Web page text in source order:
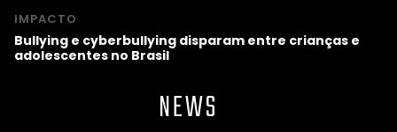
IMPACTO
Bullying e cyberbullying disparam entre crianças e
adolescentes no Brasil
NEWS